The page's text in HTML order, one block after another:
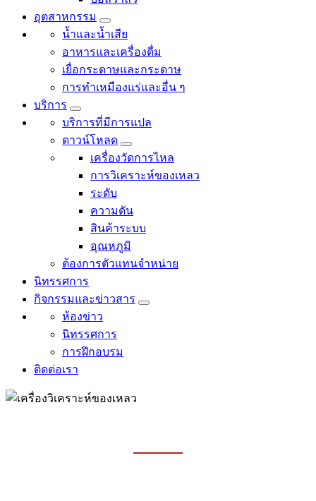
อุตสาหกรรม
น้ำและน้ำเสีย
อาหารและเครื่องดื่ม
เยื่อกระดาษและกระดาษ
การทำเหมืองแร่และอื่น ๆ
บริการ
บริการที่มีการแปล
ดาวน์โหลด
เครื่องวัดการไหล
การวิเคราะห์ของเหลว
ระดับ
ความดัน
สินค้าระบบ
อุณหภูมิ
ต้องการตัวแทนจำหน่าย
นิทรรศการ
กิจกรรมและข่าวสาร
ห้องข่าว
นิทรรศการ
การฝึกอบรม
ติดต่อเรา